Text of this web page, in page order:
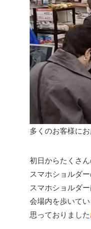
多くのお客様に
初日からたくさ
スマホショルダ
スマホショルダ
会場内を歩いて
思っておりました